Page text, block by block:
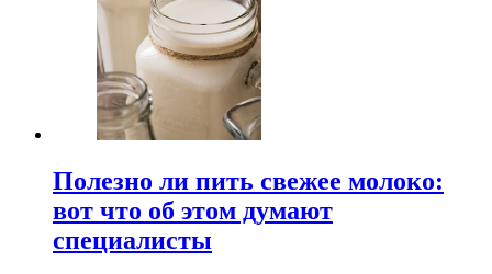
Полезно ли пить свежее молоко:
вот что об этом думают
специалисты